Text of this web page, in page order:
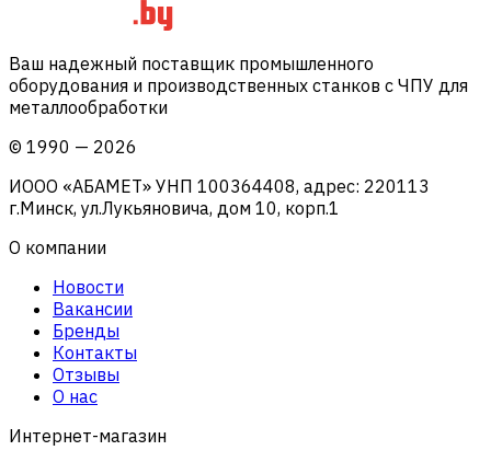
Ваш надежный поставщик промышленного
оборудования и производственных станков с ЧПУ для
металлообработки
© 1990 — 2026
ИООО «АБАМЕТ» УНП 100364408, адрес: 220113
г.Минск, ул.Лукьяновича, дом 10, корп.1
О компании
Новости
Вакансии
Бренды
Контакты
Отзывы
О нас
Интернет-магазин